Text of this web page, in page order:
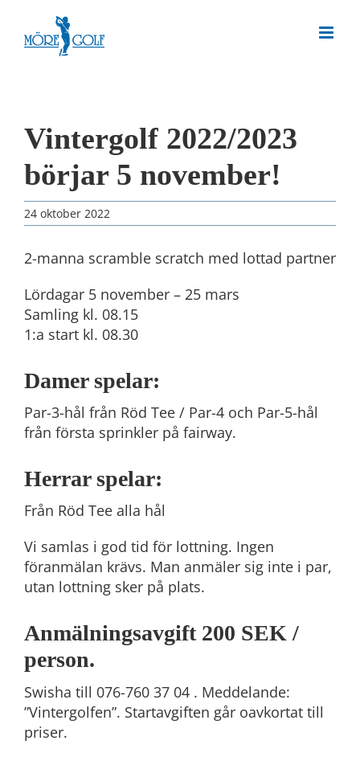
content
Vintergolf 2022/2023
börjar 5 november!
24 oktober 2022
2-manna scramble scratch med lottad partner
Lördagar 5 november – 25 mars
Samling kl. 08.15
1:a start kl. 08.30
Damer spelar:
Par-3-hål från Röd Tee / Par-4 och Par-5-hål
från första sprinkler på fairway.
Herrar spelar:
Från Röd Tee alla hål
Vi samlas i god tid för lottning. Ingen
föranmälan krävs. Man anmäler sig inte i par,
utan lottning sker på plats.
Anmälningsavgift 200 SEK /
person.
Swisha till 076-760 37 04 . Meddelande:
”Vintergolfen”. Startavgiften går oavkortat till
priser.